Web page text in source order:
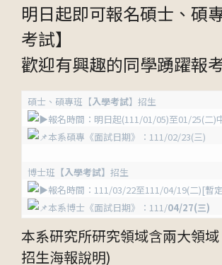
明日起即可報名碩士、碩
考試】
歡迎有興趣的同學踴躍報
碩士、碩專班【入學考試】招生
報名時間：明日起(111/01/05)至01/25(二)
本系碩專《面試日期》：111/02/23(三)
博士班 【入學考試】 招生
報名時間：111/03/22至111/04/19(二)[暫
本系博士《面試日期》：111/04/27(三)
本系研究所研究領域含兩大領
招生海報說明)